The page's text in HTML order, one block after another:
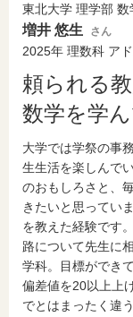
東北大学 理学部 数
増井 悠生 さん
2025年 理数科 ア
頼られる
数学を学
大学では学祭の事
生生活を楽しんで
のおもしろさと、
きたいと思ってい
を教えた経験です
路について先生に
学科。目標ができ
偏差値を20以上上
でとはまったく違